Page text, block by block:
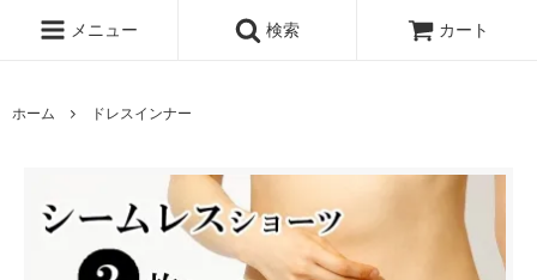
メニュー 検索 カート
ホーム ドレスインナー